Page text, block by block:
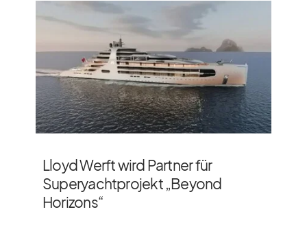
Lloyd Werft wird Partner für
Superyachtprojekt „Beyond
Horizons“